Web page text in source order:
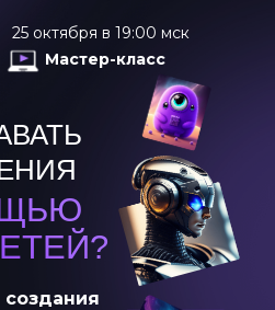
25 октября в 19:00 мск
Мастер-класс